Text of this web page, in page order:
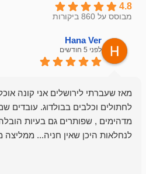
4.8
מבוסס על 860 ביקורות
Hana Ver
לפני 5 חודשים
מאז שעברתי לירושלים אני קונה
לחתולים וכלבים בבולדוג. עובדים
מדהימים , שפותרים גם בעיות
לנחלאות היכן שאין חניה... ממליצה